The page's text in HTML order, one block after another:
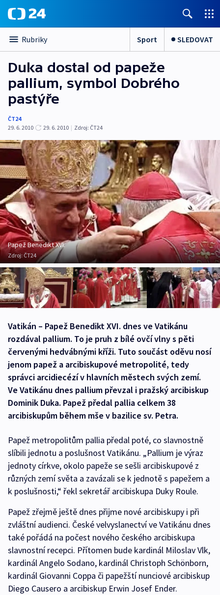
Rubriky Sport SLEDOVAT
Duka dostal od papeže
pallium, symbol Dobrého
pastýře
ČT24
29. 6. 2010
29. 6. 2010 | Zdroj: ČT24
Papež Benedikt XVI.
Zdroj:ČT24
Vatikán – Papež Benedikt XVI. dnes ve Vatikánu
rozdával pallium. To je pruh z bílé ovčí vlny s pěti
červenými hedvábnými kříži. Tuto součást oděvu nosí
jenom papež a arcibiskupové metropolité, tedy
správci arcidiecézí v hlavních městech svých zemí.
Ve Vatikánu dnes pallium převzal i pražský arcibiskup
Dominik Duka. Papež předal pallia celkem 38
arcibiskupům během mše v bazilice sv. Petra.
Papež metropolitům pallia předal poté, co slavnostně
slíbili jednotu a poslušnost Vatikánu. „Pallium je výraz
jednoty církve, okolo papeže se sešli arcibiskupové z
různých zemí světa a zavázali se k jednotě s papežem a
k poslušnosti,“ řekl sekretář arcibiskupa Duky Roule.
Papež zřejmě ještě dnes přijme nové arcibiskupy i při
zvláštní audienci. České velvyslanectví ve Vatikánu dnes
také pořádá na počest nového českého arcibiskupa
slavnostní recepci. Přítomen bude kardinál Miloslav Vlk,
kardinál Angelo Sodano, kardinál Christoph Schönborn,
kardinál Giovanni Coppa či papežští nunciové arcibiskup
Diego Causero a arcibiskup Erwin Josef Ender.